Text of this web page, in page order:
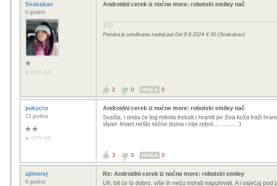
Svakakav
4 godine
OFFLINE
Androidni cerek iz noćne more: robotski smiley nač
420
Poruka je uređivana zadnji put čet 8.8.2024 4:30 (Svakakav).
2 0 HVALA 0
pukycro
13 godina
OFFLINE
Androidni cerek iz noćne more: robotski smiley nač
Svašta, i onda će tog robota trebati i hraniti jer živa koža traži
stvari. Imam nešto slično doma i nije robot.................:)
3 0 HVALA 0
ajimerej
8 godina
Re: Androidni cerek iz noćne more: robotski smiley
Uh, bit će to dobro, više ih neću morati napuhivati. A i osjećaj